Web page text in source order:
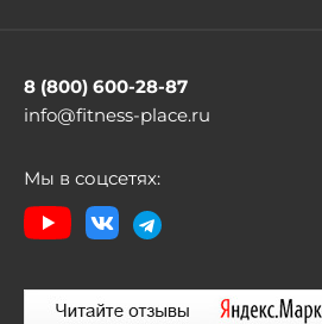
8 (800) 600-28-87
info@fitness-place.ru
Мы в соцсетях: